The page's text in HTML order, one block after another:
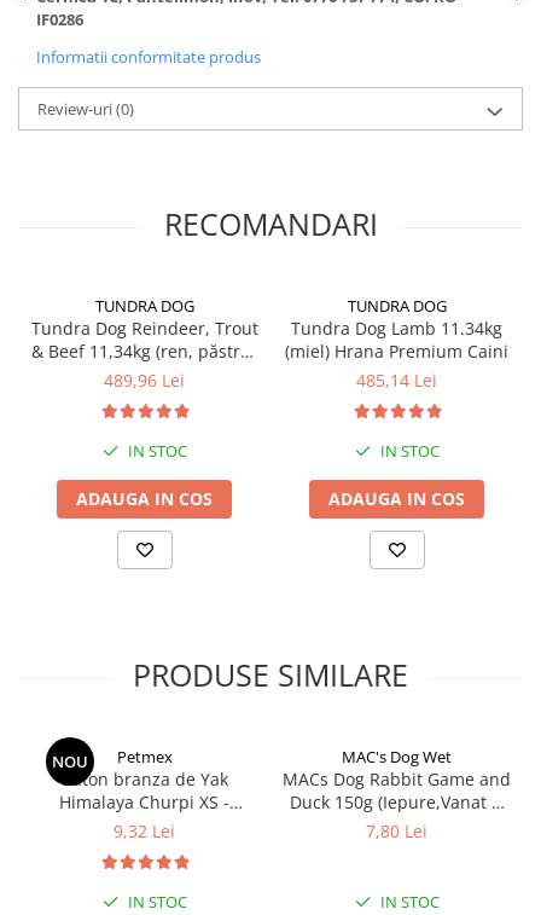
IF0286
Informatii conformitate produs
Review-uri(0)
RECOMANDARI
TUNDRA DOG
Tundra Dog Reindeer, Trout
& Beef 11,34kg (ren, păstrăv
& vită)
489,96 Lei
IN STOC
ADAUGA IN COS
TUNDRA DOG
Tundra Dog Lamb 11.34kg
(miel) Hrana Premium Caini
485,14 Lei
IN STOC
ADAUGA IN COS
PRODUSE SIMILARE
NOU Petmex
Baton branza de Yak
Himalaya Churpi XS -
recompensa caini
9,32 Lei
IN STOC
MAC's Dog Wet
MACs Dog Rabbit Game and
Duck 150g (Iepure,Vanat si
Rata)
7,80 Lei
IN STOC